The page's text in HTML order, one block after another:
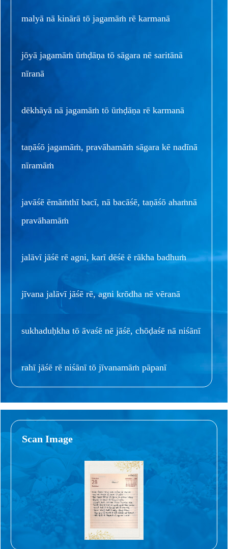
malyā nā kinārā tō jagamāṁ rē karmanā
jōyā jagamāṁ ūṁḍāṇa tō sāgara nē saritānā
nīranā
dēkhāyā nā jagamāṁ tō ūṁḍāṇa rē karmanā
taṇāśō jagamāṁ, pravāhamāṁ sāgara kē nadīnā
nīramāṁ
javāśē ēmāṁthī bacī, nā bacāśē, taṇāśō ahaṁnā
pravāhamāṁ
jalāvī jāśē rē agni, karī dēśē ē rākha badhuṁ
jīvana jalāvī jāśē rē, agni krōdha nē vēranā
sukhaduḥkha tō āvaśē nē jāśē, chōḍaśē nā niśānī
rahī jāśē rē niśānī tō jīvanamāṁ pāpanī
Scan Image